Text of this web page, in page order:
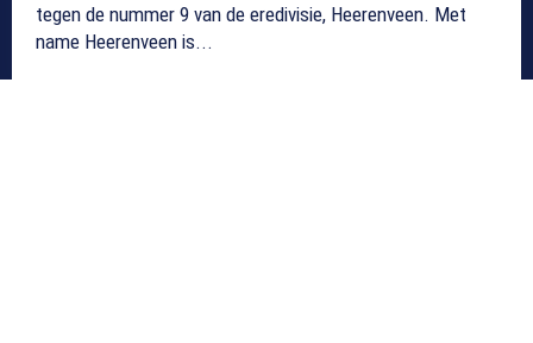
tegen de nummer 9 van de eredivisie, Heerenveen. Met
name Heerenveen is...